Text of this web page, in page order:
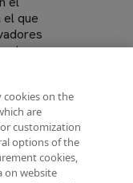
el que
y
entre
de
así
cookies on the
are
customization
options of the
cookies,
on website